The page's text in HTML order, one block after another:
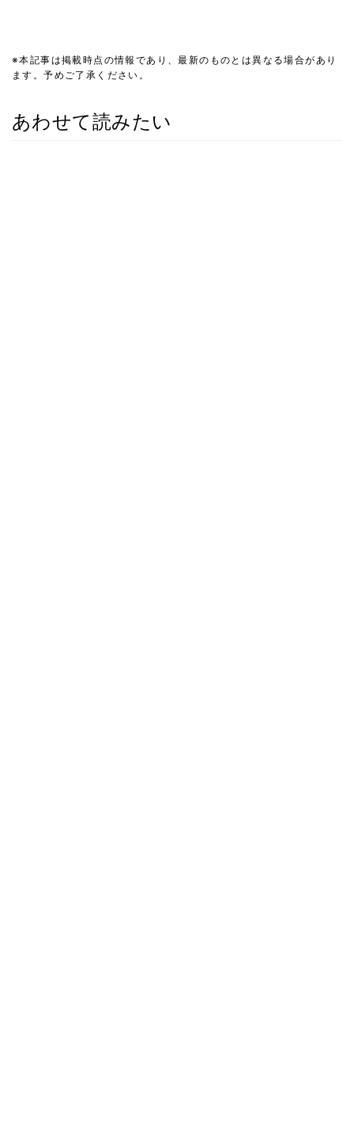
※本記事は掲載時点の情報であり、最新のものとは異なる場合があり
ます。予めご了承ください。
あわせて読みたい